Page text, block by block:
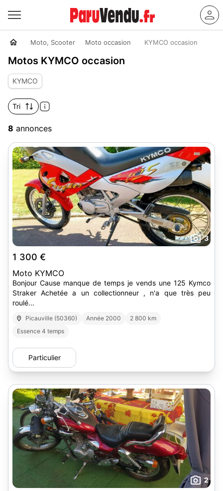
Moto, Scooter Moto occasion KYMCO occasion
Motos KYMCO occasion
KYMCO
Tri
8 annonces
3
1 300 €
Moto KYMCO
Bonjour Cause manque de temps je vends une 125 Kymco
Straker Achetée a un collectionneur , n'a que très peu
roulé...
Picauville (50360) Année 2000
2 800 km
Essence 4 temps
Particulier
2